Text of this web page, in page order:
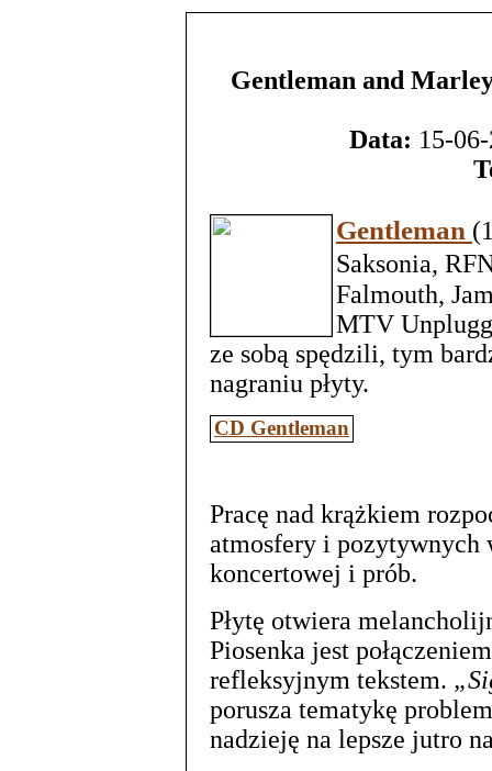
Gentleman and
Data: 15-
Gentleman
Saksonia,
Falmouth,
MTV
ze sobą spędzili, tym
nagraniu płyty.
CD Gentleman
Pracę nad krążkiem
atmosfery i pozytywnych
koncertowej i prób.
Płytę otwiera
Piosenka jest
refleksyjnym tekstem.
porusza tematykę
nadzieję na lepsze jutro